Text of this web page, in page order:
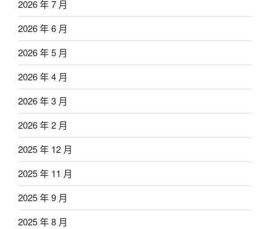
2026 年 7 月
2026 年 6 月
2026 年 5 月
2026 年 4 月
2026 年 3 月
2026 年 2 月
2025 年 12 月
2025 年 11 月
2025 年 9 月
2025 年 8 月